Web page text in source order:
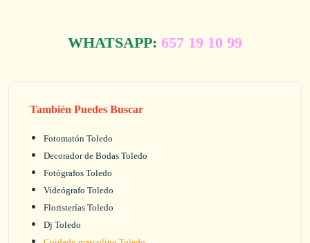
WHATSAPP: 657 19 10 99
También Puedes Buscar
Fotomatón Toledo
Decorador de Bodas Toledo
Fotógrafos Toledo
Videógrafo Toledo
Floristerías Toledo
Dj Toledo